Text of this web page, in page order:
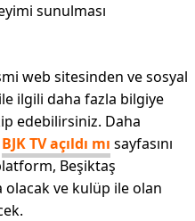
sunulması
web sitesinden ve sosyal
ilgili daha fazla bilgiye
edebilirsiniz. Daha
BJK TV açıldı mı sayfasını
Beşiktaş
olacak ve kulüp ile olan